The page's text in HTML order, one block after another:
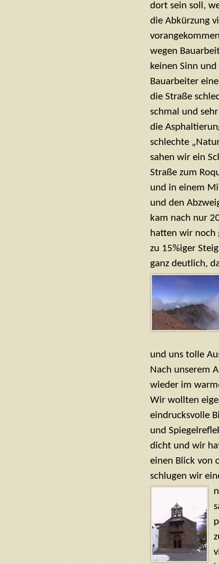
dort sein soll,
die Abkürzung
wegen
keinen Sinn
Bauarbeiter
die Straße
schmal und
die
schlechte
sahen wir ein
Straße zum
und in einem
und den
kam nach nur
hatten wir noch
zu 15%iger
ganz deutlich,
und uns tolle
Nach unserem
wieder im
Wir wollten
eindrucksvolle
und
dicht und wir
einen Blick von
schlugen wir